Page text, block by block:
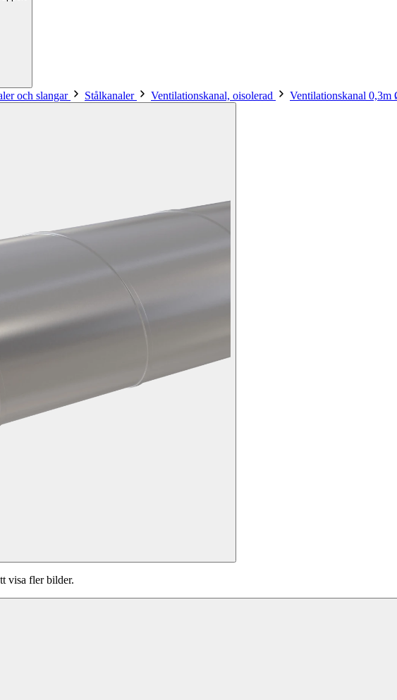
och slangar Stålkanaler Ventilationskanal, oisolerad Ventilationskanal 0,3m
visa fler bilder.